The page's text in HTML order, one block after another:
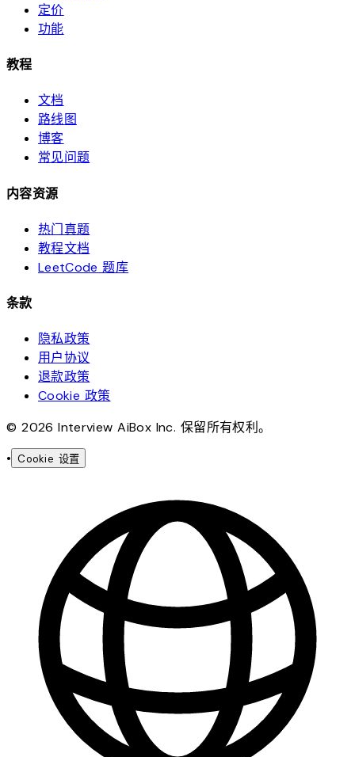
定价
功能
教程
文档
路线图
博客
常见问题
内容资源
热门真题
教程文档
LeetCode 题库
条款
隐私政策
用户协议
退款政策
Cookie 政策
© 2026 Interview AiBox Inc. 保留所有权利。
• Cookie 设置